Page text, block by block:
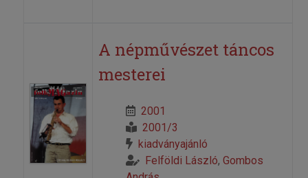
A népművészet táncos
mesterei
2001
2001/3
kiadványajánló
Felföldi László, Gombos